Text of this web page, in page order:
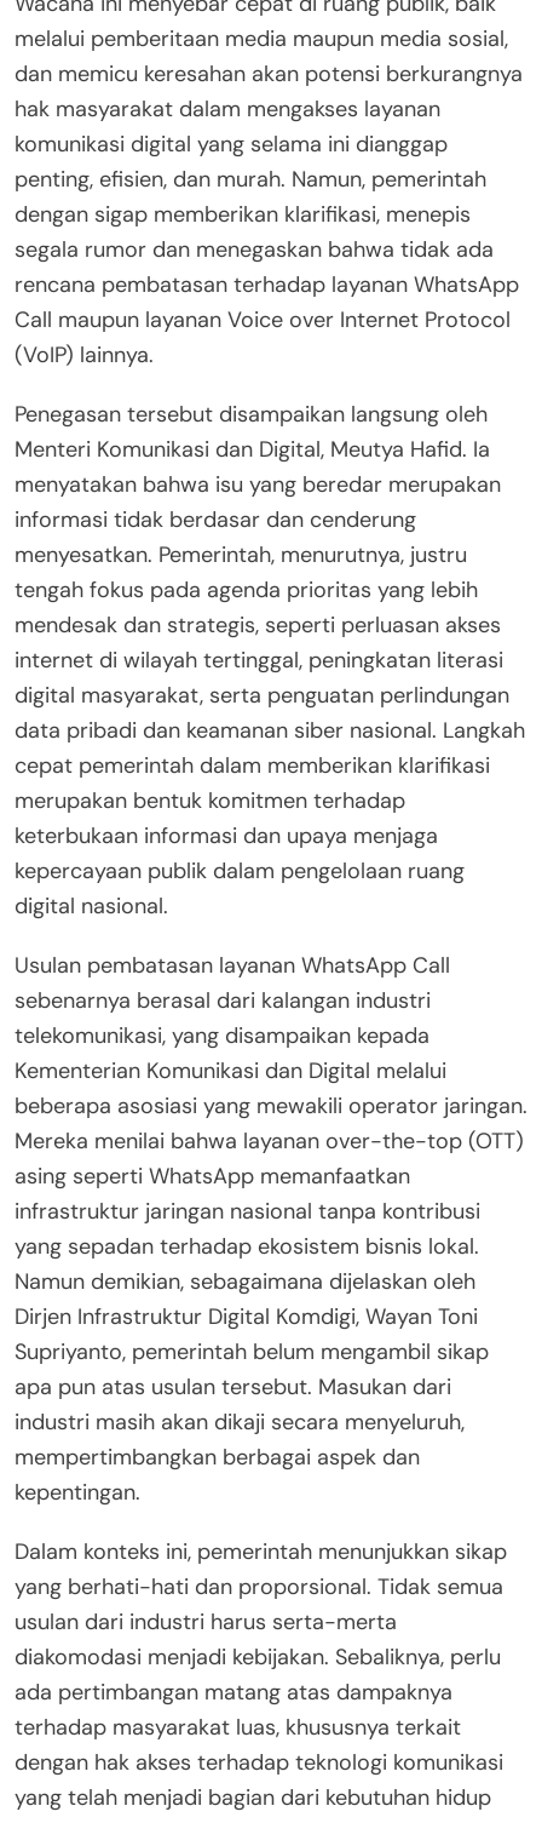
melalui pemberitaan media maupun media sosial,
dan memicu keresahan akan potensi berkurangnya
hak masyarakat dalam mengakses layanan
komunikasi digital yang selama ini dianggap
penting, efisien, dan murah. Namun, pemerintah
dengan sigap memberikan klarifikasi, menepis
segala rumor dan menegaskan bahwa tidak ada
rencana pembatasan terhadap layanan WhatsApp
Call maupun layanan Voice over Internet Protocol
(VoIP) lainnya.
Penegasan tersebut disampaikan langsung oleh
Menteri Komunikasi dan Digital, Meutya Hafid. Ia
menyatakan bahwa isu yang beredar merupakan
informasi tidak berdasar dan cenderung
menyesatkan. Pemerintah, menurutnya, justru
tengah fokus pada agenda prioritas yang lebih
mendesak dan strategis, seperti perluasan akses
internet di wilayah tertinggal, peningkatan literasi
digital masyarakat, serta penguatan perlindungan
data pribadi dan keamanan siber nasional. Langkah
cepat pemerintah dalam memberikan klarifikasi
merupakan bentuk komitmen terhadap
keterbukaan informasi dan upaya menjaga
kepercayaan publik dalam pengelolaan ruang
digital nasional.
Usulan pembatasan layanan WhatsApp Call
sebenarnya berasal dari kalangan industri
telekomunikasi, yang disampaikan kepada
Kementerian Komunikasi dan Digital melalui
beberapa asosiasi yang mewakili operator jaringan.
Mereka menilai bahwa layanan over-the-top (OTT)
asing seperti WhatsApp memanfaatkan
infrastruktur jaringan nasional tanpa kontribusi
yang sepadan terhadap ekosistem bisnis lokal.
Namun demikian, sebagaimana dijelaskan oleh
Dirjen Infrastruktur Digital Komdigi, Wayan Toni
Supriyanto, pemerintah belum mengambil sikap
apa pun atas usulan tersebut. Masukan dari
industri masih akan dikaji secara menyeluruh,
mempertimbangkan berbagai aspek dan
kepentingan.
Dalam konteks ini, pemerintah menunjukkan sikap
yang berhati-hati dan proporsional. Tidak semua
usulan dari industri harus serta-merta
diakomodasi menjadi kebijakan. Sebaliknya, perlu
ada pertimbangan matang atas dampaknya
terhadap masyarakat luas, khususnya terkait
dengan hak akses terhadap teknologi komunikasi
yang telah menjadi bagian dari kebutuhan hidup